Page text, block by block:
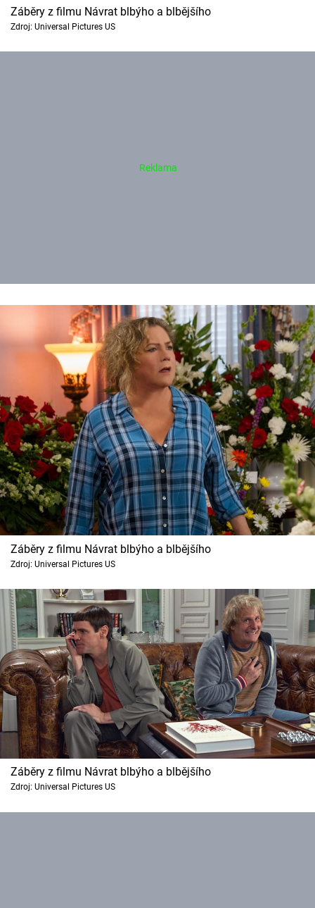
Záběry z filmu Návrat blbýho a blbějšího
Zdroj: Universal Pictures US
Záběry z filmu Návrat blbýho a blbějšího
Zdroj: Universal Pictures US
Záběry z filmu Návrat blbýho a blbějšího
Zdroj: Universal Pictures US